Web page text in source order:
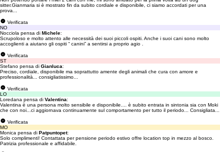
sitter.Gianmaria si è mostrato fin da subito cordiale e disponibile, ci siamo accordati per una
prova...
Verificata
NO
Nocciola pensa di Michele:
Scrupoloso e molto attento alle necessità dei suoi piccoli ospiti. Anche i suoi cani sono molto
accoglienti a aiutano gli ospiti “ canini” a sentirsi a proprio agio .
Verificata
ST
Stefano pensa di Gianluca:
Preciso, cordiale, disponibile ma soprattutto amente degli animali che cura con amore e
professionalità... consigliatissimo...
Verificata
LO
Loredana pensa di Valentina:
Valentina è una persona molto sensibile e disponibile.... è subito entrata in sintonia sia con Moki
che con noi...ci aggiornava continuamente sul comportamento per tutto il periodo... Consigliata...
Verificata
MO
Monica pensa di Patpuntopet:
Solo complimenti! Contattata per pensione periodo estivo offre location top in mezzo al bosco.
Patrizia professionale e affidabile.